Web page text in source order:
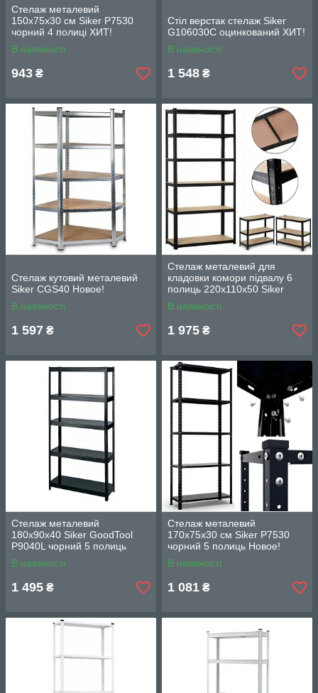
Стелаж металевий
150х75х30 см Siker P7530
чорний 4 полиці ХИТ!
В наявності
943 ₴
Стіл верстак стелаж Siker
G106030C оцинкований ХИТ!
В наявності
1 548 ₴
Стелаж кутовий металевий
Siker CGS40 Новое!
В наявності
1 597 ₴
Стелаж металевий для
кладовки комори підвалу 6
полиць 220х110х50 Siker
P2211 Новое!
В наявності
1 975 ₴
Стелаж металевий
180х90х40 Siker GoodTool
P9040L чорний 5 полиць
Новое!
В наявності
1 495 ₴
Стелаж металевий
170х75х30 см Siker P7530
чорний 5 полиць Новое!
В наявності
1 081 ₴